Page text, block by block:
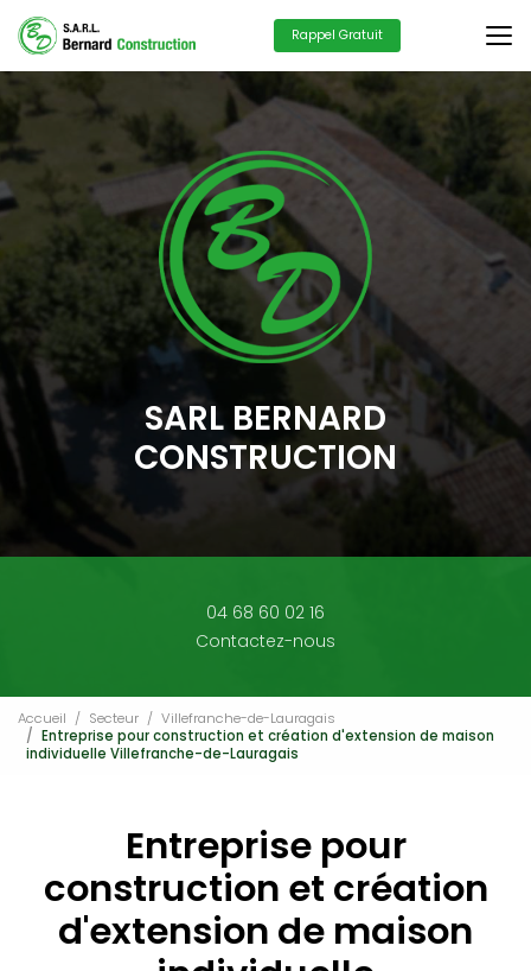
Aller
au
contenu
principal
Rappel Gratuit
SARL BERNARD
CONSTRUCTION
04 68 60 02 16
Contactez-nous
Accueil Secteur
Villefranche-de-Lauragais
Entreprise pour construction et création d'extension de maison
individuelle Villefranche-de-Lauragais
Entreprise pour
construction et création
d'extension de maison